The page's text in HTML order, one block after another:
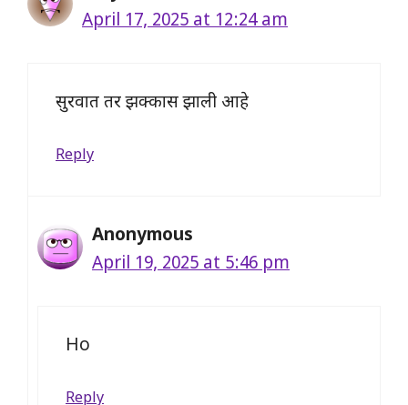
April 17, 2025 at 12:24 am
सुरवात तर झक्कास झाली आहे
Reply
Anonymous
April 19, 2025 at 5:46 pm
Ho
Reply